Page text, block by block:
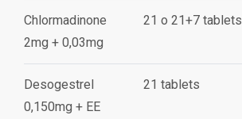
Chlormadinone
2mg + 0,03mg
21 o 21+7 tablets
Desogestrel
0,150mg + EE
21 tablets